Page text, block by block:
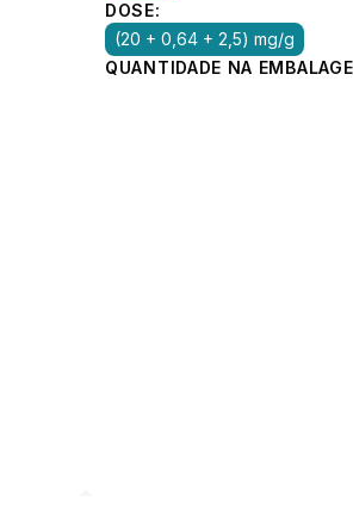
DOSE:
(20 + 0,64 + 2,5) mg/g
QUANTIDADE NA